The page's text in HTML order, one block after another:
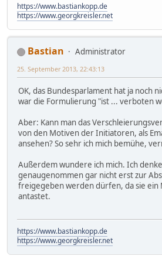
https://www.bastiankopp.de
https://www.georgkreisler.net
Bastian
Administrator
25. September 2013, 22:43:13
OK, das Bundesparlament hat ja noch
war die Formulierung "ist ... verboten
Aber: Kann man das
von den Motiven der Initiatoren, als
ansehen? So sehr ich mich bemühe,
Außerdem wundere ich mich. Ich
genaugenommen gar nicht erst zur
freigegeben werden dürfen, da sie ein
antastet.
https://www.bastiankopp.de
https://www.georgkreisler.net